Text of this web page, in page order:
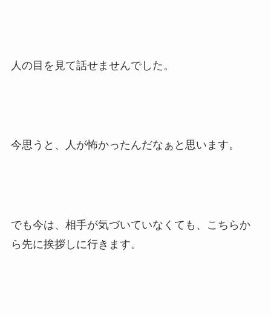
人の目を見て話せませんでした。
今思うと、人が怖かったんだなぁと思います。
でも今は、相手が気づいていなくても、こちらか
ら先に挨拶しに行きます。